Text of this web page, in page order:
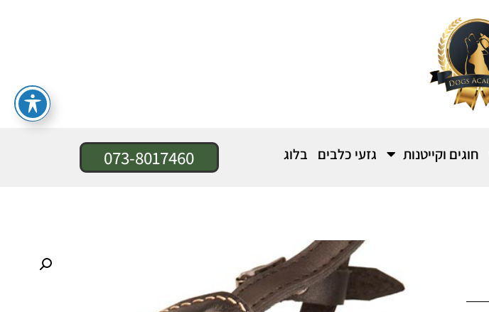
חוגים וקייטנות גזעי כלבים בלוג 073-8017460